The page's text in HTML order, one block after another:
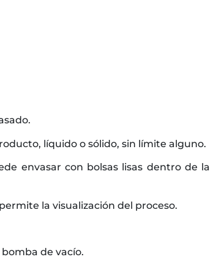
líquido o sólido, sin límite alguno.
envasar con bolsas lisas dentro de la
la visualización del proceso.
de vacío.